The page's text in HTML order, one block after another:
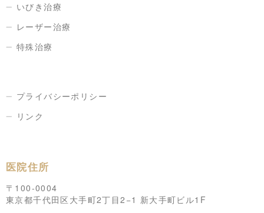
いびき治療
レーザー治療
特殊治療
プライバシーポリシー
リンク
医院住所
〒100-0004
東京都千代田区大手町2丁目2−1 新大手町ビル1F